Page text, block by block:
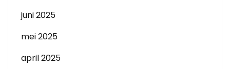
juni 2025
mei 2025
april 2025